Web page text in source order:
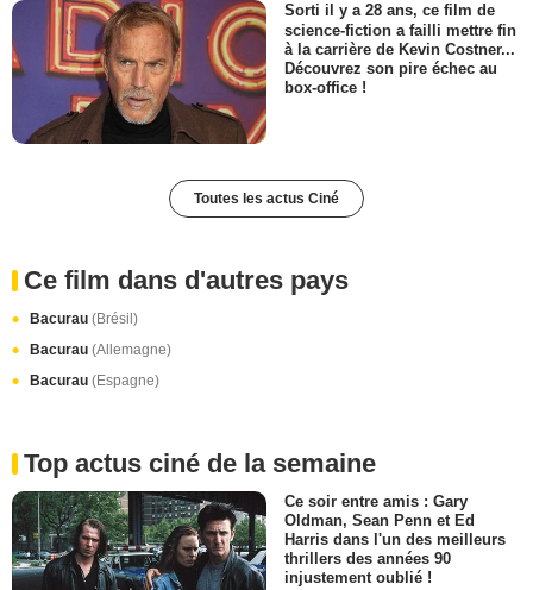
Sorti il y a 28 ans, ce film de
science-fiction a failli mettre fin
à la carrière de Kevin Costner...
Découvrez son pire échec au
box-office !
Toutes les actus Ciné
Ce film dans d'autres pays
Bacurau (Brésil)
Bacurau (Allemagne)
Bacurau (Espagne)
Top actus ciné de la semaine
Ce soir entre amis : Gary
Oldman, Sean Penn et Ed
Harris dans l'un des meilleurs
thrillers des années 90
injustement oublié !